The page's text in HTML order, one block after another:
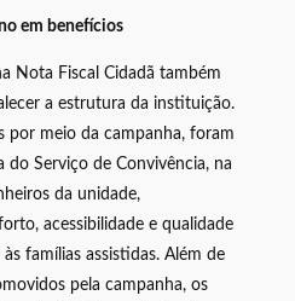
em benefícios
Nota Fiscal Cidadã também
a estrutura da instituição.
por meio da campanha, foram
do Serviço de Convivência, na
da unidade,
acessibilidade e qualidade
famílias assistidas. Além de
pela campanha, os